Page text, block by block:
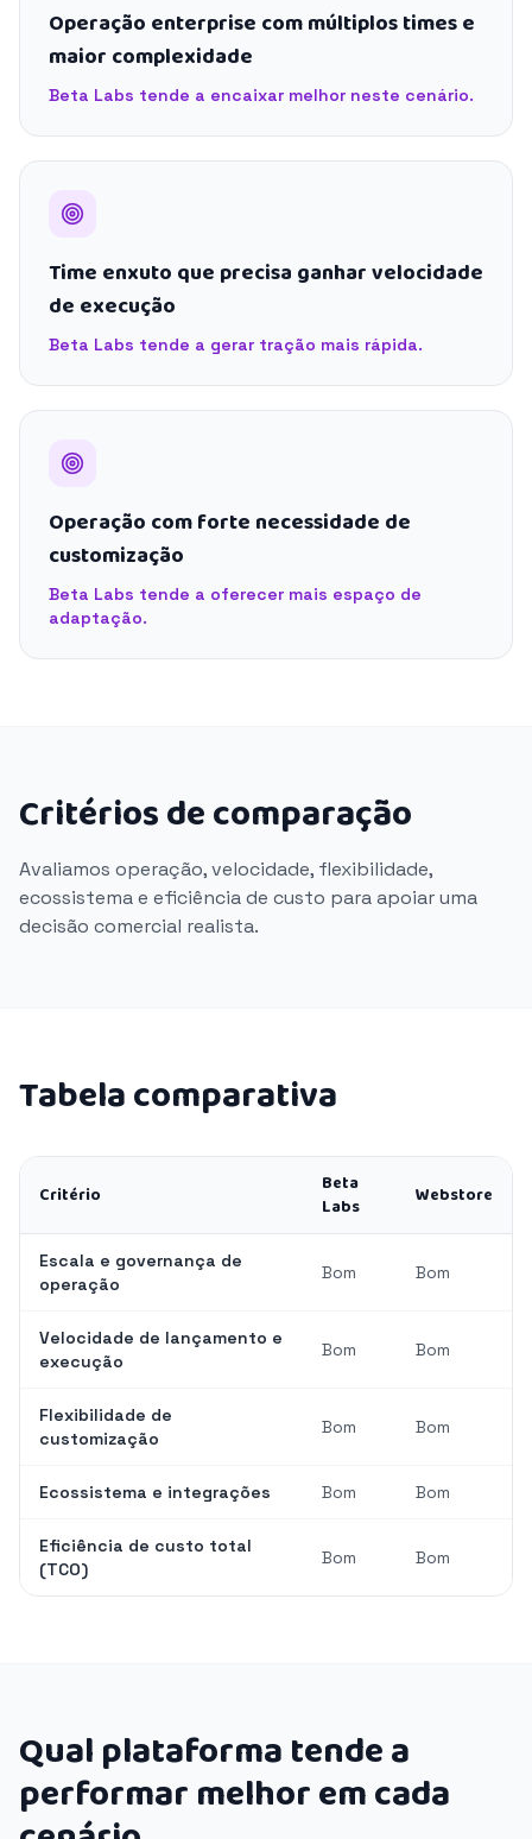
Operação enterprise com múltiplos times e
maior complexidade
Beta Labs tende a encaixar melhor neste cenário.
Time enxuto que precisa ganhar velocidade
de execução
Beta Labs tende a gerar tração mais rápida.
Operação com forte necessidade de
customização
Beta Labs tende a oferecer mais espaço de
adaptação.
Critérios de comparação
Avaliamos operação, velocidade, flexibilidade,
ecossistema e eficiência de custo para apoiar uma
decisão comercial realista.
Tabela comparativa
Critério
Beta
Labs
Webstore
Escala e governança de
operação
Bom Bom
Velocidade de lançamento e
execução
Bom Bom
Flexibilidade de
customização
Bom Bom
Ecossistema e integrações Bom Bom
Eficiência de custo total
(TCO)
Bom Bom
Qual plataforma tende a
performar melhor em cada